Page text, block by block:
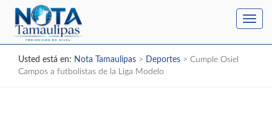
Usted está en: Nota Tamaulipas > Deportes > Cumple Osiel
Campos a futbolistas de la Liga Modelo